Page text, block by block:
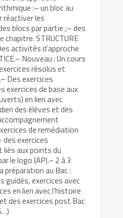
:– un bloc au
réactiver les
blocs par partie ;– des
chapitre. STRUCTURE
activités d’approche
Nouveau : Un cours
résolus et
Des exercices
exercices de base aux
en lien avec
des élèves et des
de remédiation
exercices
liés aux points du
le logo (AP).– 2 à 3
préparation au Bac :
guidés, exercices avec
en lien avec l’histoire
des exercices post Bac